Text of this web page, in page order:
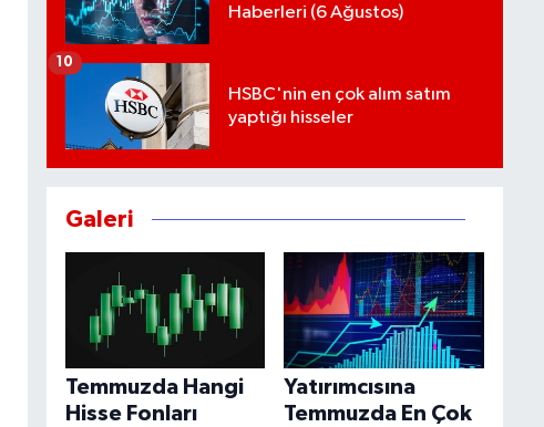
Haberleri (6 Ağustos)
HSBC'nin en çok alım satım
yaptığı hisseler
10
Galeri
Temmuzda Hangi
Hisse Fonları
Yatırımcısına
Temmuzda En Çok